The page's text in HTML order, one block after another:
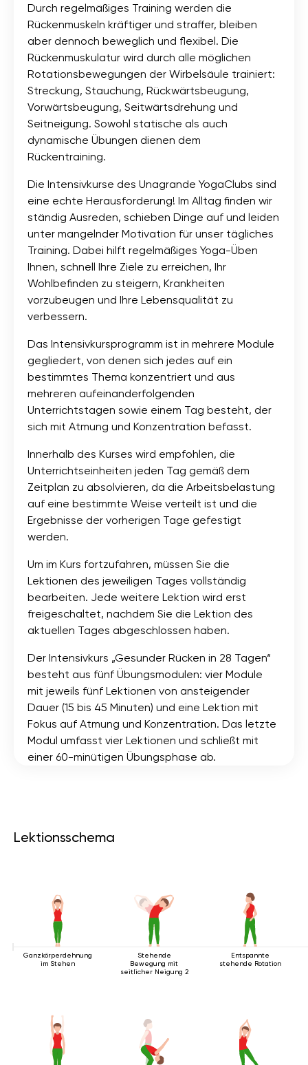
Durch regelmäßiges Training werden die
Rückenmuskeln kräftiger und straffer, bleiben
aber dennoch beweglich und flexibel. Die
Rückenmuskulatur wird durch alle möglichen
Rotationsbewegungen der Wirbelsäule trainiert:
Streckung, Stauchung, Rückwärtsbeugung,
Vorwärtsbeugung, Seitwärtsdrehung und
Seitneigung. Sowohl statische als auch
dynamische Übungen dienen dem
Rückentraining.
Die Intensivkurse des Unagrande YogaClubs sind
eine echte Herausforderung! Im Alltag finden wir
ständig Ausreden, schieben Dinge auf und leiden
unter mangelnder Motivation für unser tägliches
Training. Dabei hilft regelmäßiges Yoga-Üben
Ihnen, schnell Ihre Ziele zu erreichen, Ihr
Wohlbefinden zu steigern, Krankheiten
vorzubeugen und Ihre Lebensqualität zu
verbessern.
Das Intensivkursprogramm ist in mehrere Module
gegliedert, von denen sich jedes auf ein
bestimmtes Thema konzentriert und aus
mehreren aufeinanderfolgenden
Unterrichtstagen sowie einem Tag besteht, der
sich mit Atmung und Konzentration befasst.
Innerhalb des Kurses wird empfohlen, die
Unterrichtseinheiten jeden Tag gemäß dem
Zeitplan zu absolvieren, da die Arbeitsbelastung
auf eine bestimmte Weise verteilt ist und die
Ergebnisse der vorherigen Tage gefestigt
werden.
Um im Kurs fortzufahren, müssen Sie die
Lektionen des jeweiligen Tages vollständig
bearbeiten. Jede weitere Lektion wird erst
freigeschaltet, nachdem Sie die Lektion des
aktuellen Tages abgeschlossen haben.
Der Intensivkurs „Gesunder Rücken in 28 Tagen“
besteht aus fünf Übungsmodulen: vier Module
mit jeweils fünf Lektionen von ansteigender
Dauer (15 bis 45 Minuten) und eine Lektion mit
Fokus auf Atmung und Konzentration. Das letzte
Modul umfasst vier Lektionen und schließt mit
einer 60-minütigen Übungsphase ab.
Lektionsschema
Ganzkörperdehnung
im Stehen
Stehende
Bewegung mit
seitlicher Neigung 2
Entspannte
stehende Rotation